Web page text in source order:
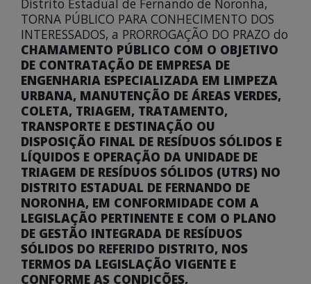
Distrito Estadual de Fernando de Noronha,
TORNA PÚBLICO PARA CONHECIMENTO DOS
INTERESSADOS, a PRORROGAÇÃO DO PRAZO do
CHAMAMENTO PÚBLICO COM O OBJETIVO
DE CONTRATAÇÃO DE EMPRESA DE
ENGENHARIA ESPECIALIZADA EM LIMPEZA
URBANA, MANUTENÇÃO DE ÁREAS VERDES,
COLETA, TRIAGEM, TRATAMENTO,
TRANSPORTE E DESTINAÇÃO OU
DISPOSIÇÃO FINAL DE RESÍDUOS SÓLIDOS E
LÍQUIDOS E OPERAÇÃO DA UNIDADE DE
TRIAGEM DE RESÍDUOS SÓLIDOS (UTRS) NO
DISTRITO ESTADUAL DE FERNANDO DE
NORONHA, EM CONFORMIDADE COM A
LEGISLAÇÃO PERTINENTE E COM O PLANO
DE GESTÃO INTEGRADA DE RESÍDUOS
SÓLIDOS DO REFERIDO DISTRITO, NOS
TERMOS DA LEGISLAÇÃO VIGENTE E
CONFORME AS CONDIÇÕES,